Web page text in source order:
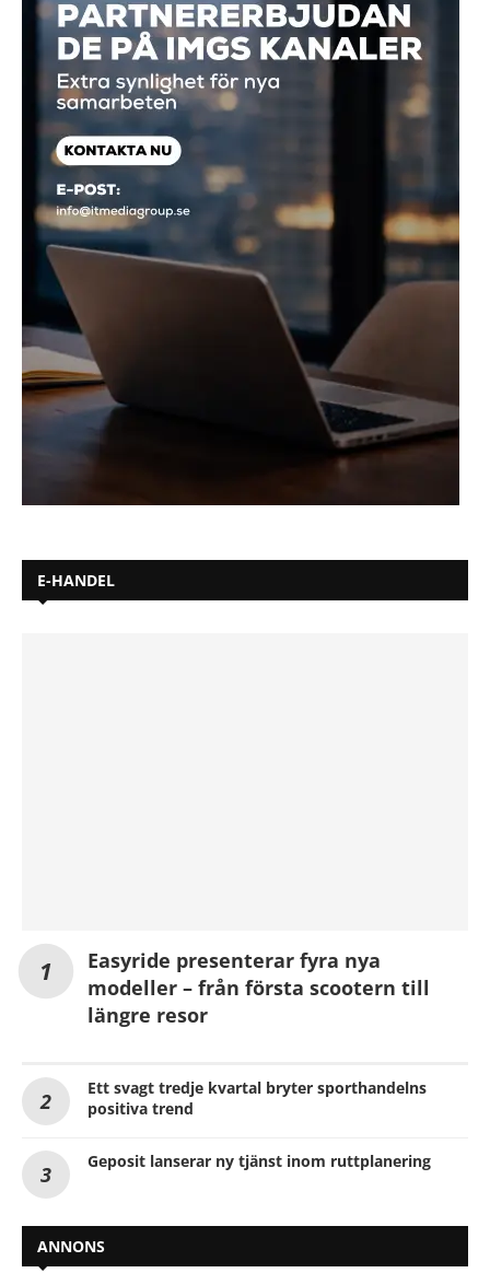
E-HANDEL
Easyride presenterar fyra nya
modeller – från första scootern till
längre resor
Ett svagt tredje kvartal bryter sporthandelns
positiva trend
Geposit lanserar ny tjänst inom ruttplanering
ANNONS